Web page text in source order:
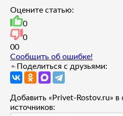
Оцените статью:
0
0
00
Сообщить об ошибке!
Поделиться с друзьями:
Добавить «Privet-Rostov.ru» в
источников: